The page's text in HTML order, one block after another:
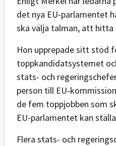
det nya EU-parlamentet
ska välja talman, att hitta
Hon upprepade sitt stöd
toppkandidatsystemet
stats- och
person till EU-
de fem toppjobben som
EU-parlamentet kan
Flera stats- och